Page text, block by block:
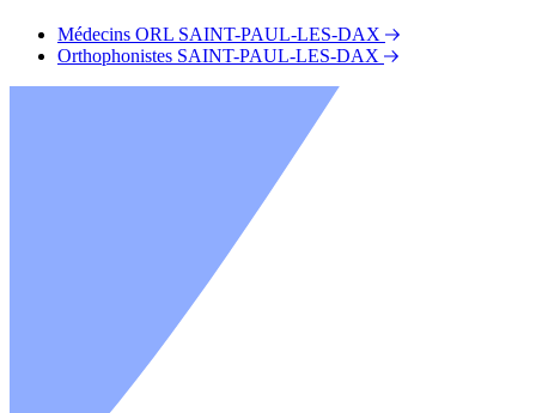
Médecins ORL SAINT-PAUL-LES-DAX
Orthophonistes SAINT-PAUL-LES-DAX